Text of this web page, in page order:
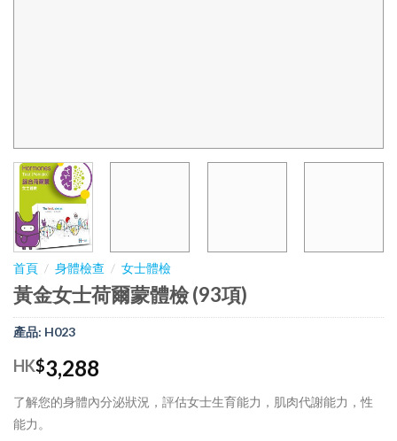
首頁 / 身體檢查 / 女士體檢
黃金女士荷爾蒙體檢 (93項)
產品: H023
HK$3,288
了解您的身體內分泌狀況，評估女士生育能力，肌肉代謝能力，性
能力。